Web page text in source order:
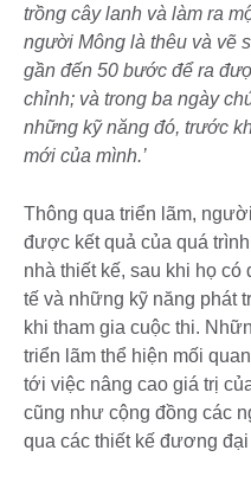
trồng cây lanh và làm ra
người Mông là thêu và vẽ
gần đến 50 bước để ra
chỉnh; và trong ba ngày
những kỹ năng đó, trước
mới của mình.’
Thông qua triển lãm,
được kết quả của quá
nhà thiết kế, sau khi họ
tế và những kỹ năng phát
khi tham gia cuộc thi.
triển lãm thể hiện mối
tới việc nâng cao giá trị
cũng như cộng đồng các
qua các thiết kế đương